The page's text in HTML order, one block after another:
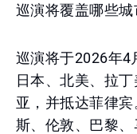
巡演将覆盖哪些城
巡演将于2026年4
日本、北美、拉
亚，并抵达菲律
斯、伦敦、巴黎